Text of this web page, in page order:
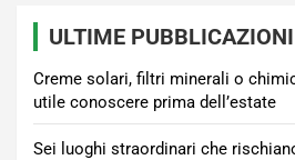
ULTIME PUBBLICAZIONI
Creme solari, filtri minerali o
utile conoscere prima dell’estate
Sei luoghi straordinari che